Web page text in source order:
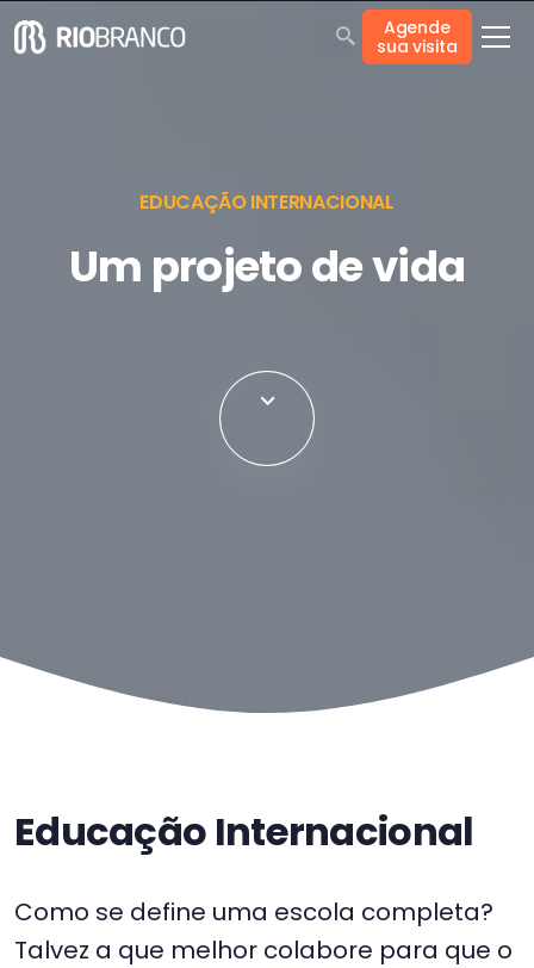
Agende
sua visita
EDUCAÇÃO INTERNACIONAL
Um projeto de vida
Educação Internacional
Como se define uma escola completa?
Talvez a que melhor colabore para que o